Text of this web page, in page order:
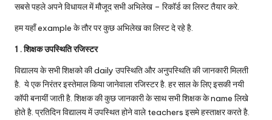
सबसे पहले अपने विधायल में मौजूद सभी अभिलेख – रिकॉर्ड का लिस्ट तैयार करे.
हम यहाँ example के तौर पर कुछ अभिलेख का लिस्ट दे रहे है.
1 . शिक्षक उपस्थिति रजिस्टर
विद्यालय के सभी शिक्षको की daily उपस्थिति और अनुपस्थिति की जानकारी मिलती
है. ये एक निरंतर इस्तेमाल किया जानेवाला रजिस्टर है. हर साल के लिए इसकी नयी
कॉपी बनायीं जाती है. शिक्षक की कुछ जानकारी के साथ सभी शिक्षक के name लिखे
होते है. प्रतिदिन विद्यालय में उपस्थित होने वाले teachers इसमे हस्ताक्षर करते है.